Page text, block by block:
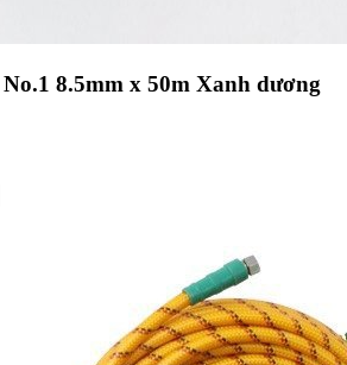
8.5mm x 50m Xanh dương